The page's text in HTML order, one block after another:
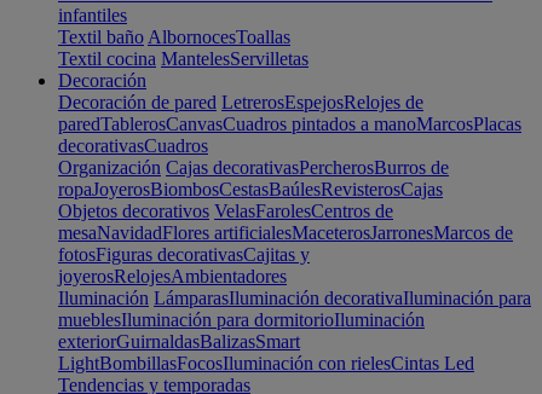
infantiles
Textil baño AlbornocesToallas
Textil cocina MantelesServilletas
Decoración
Decoración de pared LetrerosEspejosRelojes de
paredTablerosCanvasCuadros pintados a manoMarcosPlacas
decorativasCuadros
Organización Cajas decorativasPercherosBurros de
ropaJoyerosBiombosCestasBaúlesRevisterosCajas
Objetos decorativos VelasFarolesCentros de
mesaNavidadFlores artificialesMaceterosJarronesMarcos de
fotosFiguras decorativasCajitas y
joyerosRelojesAmbientadores
Iluminación LámparasIluminación decorativaIluminación para
mueblesIluminación para dormitorioIluminación
exteriorGuirnaldasBalizasSmart
LightBombillasFocosIluminación con rielesCintas Led
Tendencias y temporadas